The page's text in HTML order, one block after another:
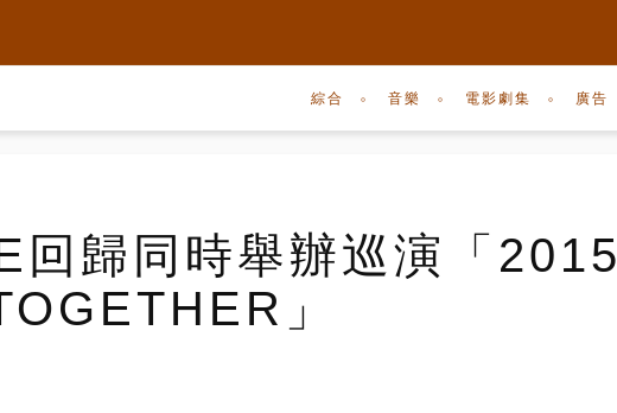
綜合 音樂 電影劇集 廣告
回歸同時舉辦巡演「2015
」